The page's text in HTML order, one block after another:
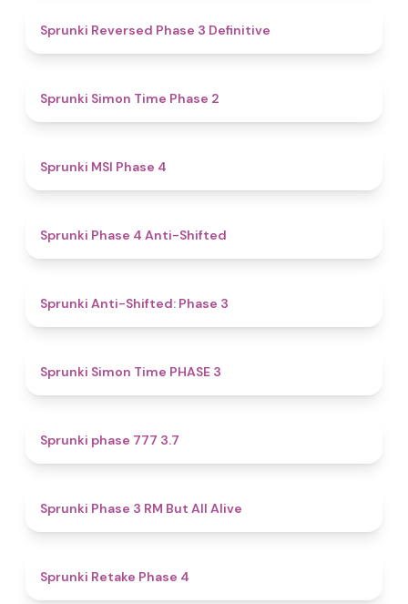
Sprunki Reversed Phase 3 Definitive
Sprunki Simon Time Phase 2
Sprunki MSI Phase 4
Sprunki Phase 4 Anti-Shifted
Sprunki Anti-Shifted: Phase 3
Sprunki Simon Time PHASE 3
Sprunki phase 777 3.7
Sprunki Phase 3 RM But All Alive
Sprunki Retake Phase 4